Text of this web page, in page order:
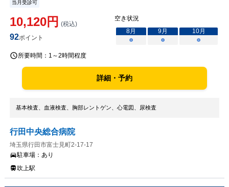
当月受診可
10,120円 (税込)
92ポイント
空き状況
8月 9月 10月
○
○ ○
所要時間： 1～2時間程度
詳細・予約
基本検査、血液検査、胸部レントゲン、心電図、尿検査
行田中央総合病院
埼玉県行田市富士見町2-17-17
駐車場： あり
吹上駅